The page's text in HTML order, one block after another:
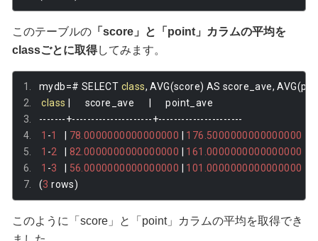
このテーブルの「score」と「point」カラムの平均を
classごとに取得してみます。
mydb=# SELECT class, AVG(score) AS score_ave, AVG(
class
      score_ave
      point_ave
-------+---------------------+----------------------
1 -1 78.0000000000000000
176.5000000000000000
1 -2 82.0000000000000000
161.0000000000000000
1 -3 56.0000000000000000
101.0000000000000000
(3 rows)
このように「score」と「point」カラムの平均を取得でき